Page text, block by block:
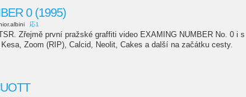
0 (1995)
応1
Zřejmě první pražské graffiti video EXAMING NUMBER No. 0 i s
Zoom (RIP), Calcid, Neolit, Cakes a další na začátku cesty.